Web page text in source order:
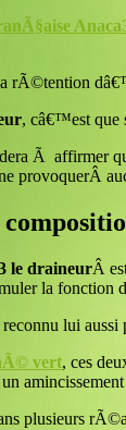
rÃ©tention
, câ€™est que
Ã affirmer
provoquerÂ
le draineurÂ
la
reconnu lui
vert, ces
plusieurs